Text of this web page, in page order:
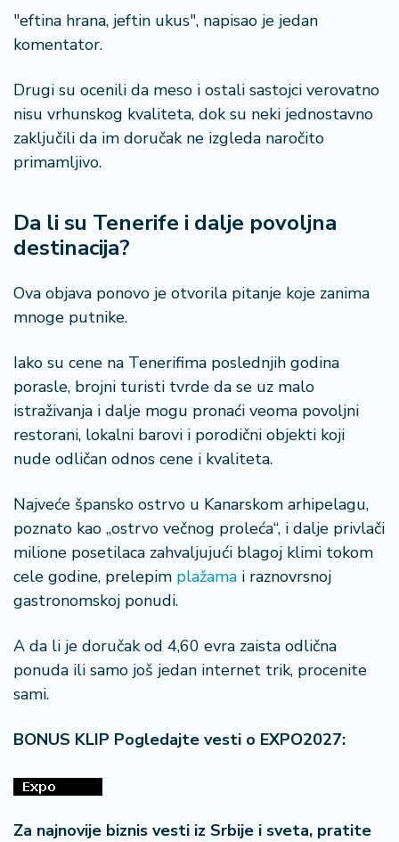
"eftina hrana, jeftin ukus", napisao je jedan
komentator.
Drugi su ocenili da meso i ostali sastojci verovatno
nisu vrhunskog kvaliteta, dok su neki jednostavno
zaključili da im doručak ne izgleda naročito
primamljivo.
Da li su Tenerife i dalje povoljna
destinacija?
Ova objava ponovo je otvorila pitanje koje zanima
mnoge putnike.
Iako su cene na Tenerifima poslednjih godina
porasle, brojni turisti tvrde da se uz malo
istraživanja i dalje mogu pronaći veoma povoljni
restorani, lokalni barovi i porodični objekti koji
nude odličan odnos cene i kvaliteta.
Najveće špansko ostrvo u Kanarskom arhipelagu,
poznato kao „ostrvo večnog proleća“, i dalje privlači
milione posetilaca zahvaljujući blagoj klimi tokom
cele godine, prelepim plažama i raznovrsnoj
gastronomskoj ponudi.
A da li je doručak od 4,60 evra zaista odlična
ponuda ili samo još jedan internet trik, procenite
sami.
BONUS KLIP Pogledajte vesti o EXPO2027:
Za najnovije biznis vesti iz Srbije i sveta, pratite